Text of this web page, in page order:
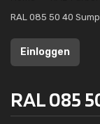
RAL 085 50 40
Einloggen
RAL 085